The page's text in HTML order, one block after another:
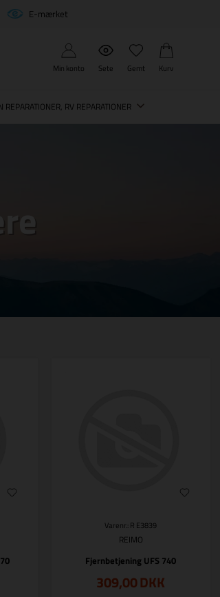
E-mærket
Min konto Sete Gemt Kurv
REPARATIONER, RV REPARATIONER
Varenr.: R E3839
REIMO
Fjernbetjening UFS 740
309,00DKK